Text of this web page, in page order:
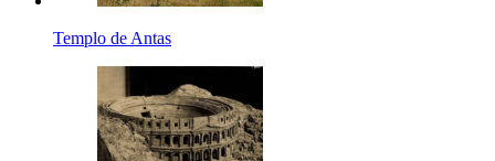
Templo de Antas